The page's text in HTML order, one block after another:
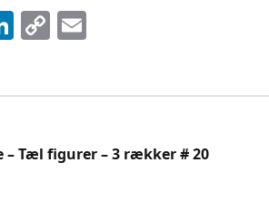
LinkedIn
Copy
– Tæl figurer – 3 rækker # 20